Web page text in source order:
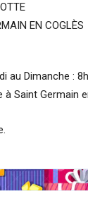
EN COGLÈS
au Dimanche :
à Saint Germain